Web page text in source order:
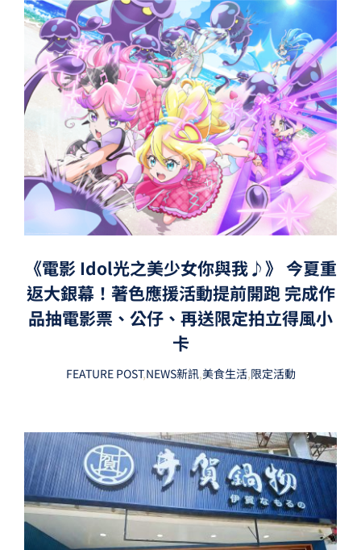
《電影 Idol光之美少女你與我♪》 今夏重
返大銀幕！著色應援活動提前開跑 完成作
品抽電影票、公仔、再送限定拍立得風小
卡
FEATURE POST,NEWS新訊,美食生活,限定活動